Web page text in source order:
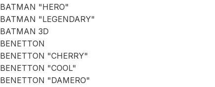
BATMAN "HERO"
BATMAN "LEGENDARY"
BATMAN 3D
BENETTON
BENETTON "CHERRY"
BENETTON "COOL"
BENETTON "DAMERO"